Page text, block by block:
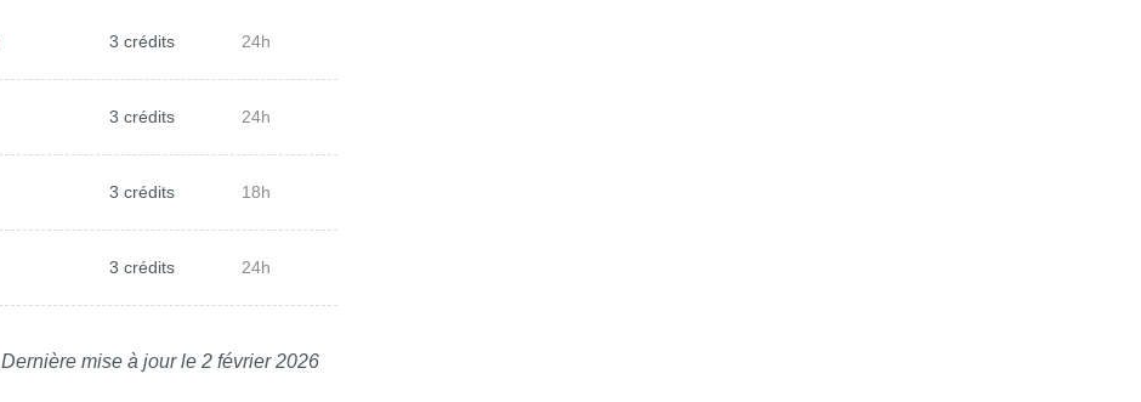
3 crédits 24h
3 crédits 24h
3 crédits 18h
3 crédits 24h
Dernière mise à jour le 2 février 2026